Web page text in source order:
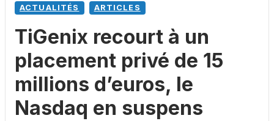
ACTUALITÉS ARTICLES
TiGenix recourt à un
placement privé de 15
millions d’euros, le
Nasdaq en suspens